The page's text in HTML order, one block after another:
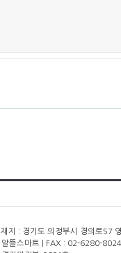
지 : 경기도 의정부시 경의로57
뜰스마트 | FAX : 02-6280-